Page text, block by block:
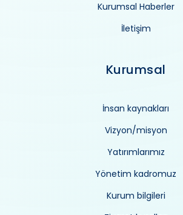
Kurumsal Haberler
İletişim
Kurumsal
İnsan kaynakları
Vizyon/misyon
Yatırımlarımız
Yönetim kadromuz
Kurum bilgileri